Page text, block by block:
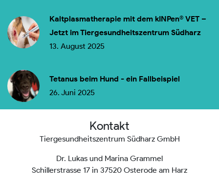
Kaltplasmatherapie mit dem kINPen® VET –
Jetzt im Tiergesundheitszentrum Südharz
13. August 2025
Tetanus beim Hund - ein Fallbeispiel
26. Juni 2025
Kontakt
Tiergesundheitszentrum Südharz GmbH
Dr. Lukas und Marina Grammel
Schillerstrasse 17 in 37520 Osterode am Harz